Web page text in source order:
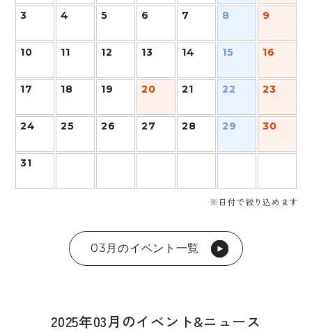
3 4 5 6 7 8 9
10 11 12 13 14 15 16
17 18 19 20 21 22 23
24 25 26 27 28 29 30
31
※日付で絞り込めます
03月のイベント一覧
2025年03月のイベント&ニュース